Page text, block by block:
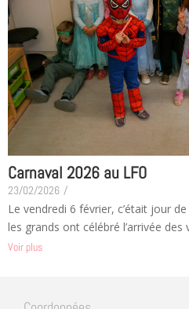
Carnaval 2026 au LFO
23/02/2026 /
Le vendredi 6 février, c’était jour
les grands ont célébré l’arrivée des
Voir plus